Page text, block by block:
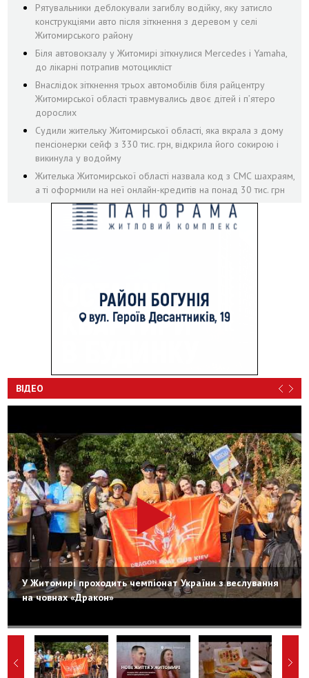
Рятувальники деблокували загиблу водійку, яку затисло
конструкціями авто після зіткнення з деревом у селі
Житомирського району
Біля автовокзалу у Житомирі зіткнулися Mercedes і Yamaha,
до лікарні потрапив мотоцикліст
Внаслідок зіткнення трьох автомобілів біля райцентру
Житомирської області травмувались двоє дітей і пʼятеро
дорослих
Судили жительку Житомирської області, яка вкрала з дому
пенсіонерки сейф з 330 тис. грн, відкрила його сокирою і
викинула у водойму
Жителька Житомирської області назвала код з СМС шахраям,
а ті оформили на неї онлайн-кредитів на понад 30 тис. грн
ВІДЕО
У Житомирі проходить чемпіонат України з веслування
на човнах «Дракон»